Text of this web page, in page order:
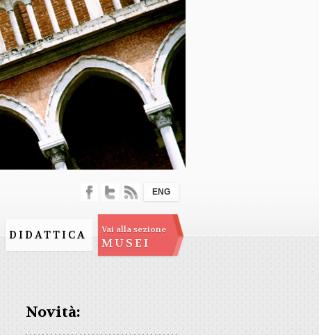
DIDATTICA Vai alla sezione
MUSEI
ENG
Novità: